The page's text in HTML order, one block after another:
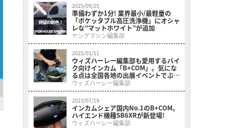
2025/09/25
準備わずか1分! 業界最小/最軽量の
「ポケッタブル高圧洗浄機」にオシャ
レな”マットホワイト”が追加
ヤングマシン編集部
2025/01/11
ウィズハーレー編集部も愛用するバイ
ク向けインカム「B+COM」。気にな
る点は全国各地の出展イベントでぶつ
けてみよう!
ウィズハーレー編集部
2023/07/19
インカムシェア国内No.1のB+COM。
ハイエンド機種SB6XRが新登場!
ウィズハーレー編集部